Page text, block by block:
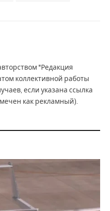
"Редакция
коллективной работы
если указана ссылка
как рекламный).